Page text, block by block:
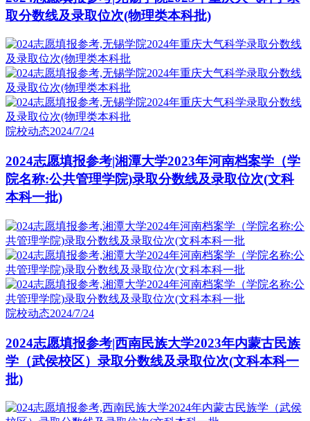
取分数线及录取位次(物理类本科批)
院校动态2024/7/24
2024志愿填报参考|湘潭大学2023年河南档案学（学
院名称:公共管理学院)录取分数线及录取位次(文科
本科一批)
院校动态2024/7/24
2024志愿填报参考|西南民族大学2023年内蒙古民族
学（武侯校区）录取分数线及录取位次(文科本科一
批)